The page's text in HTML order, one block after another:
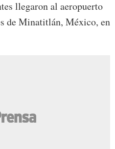
llegaron al aeropuerto
de Minatitlán, México, en